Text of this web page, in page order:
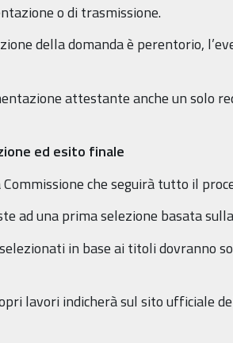
o di trasmissione.
della domanda è perentorio,
attestante anche un solo
ed esito finale
che seguirà tutto il
ad una prima selezione basata
in base ai titoli dovranno
lavori indicherà sul sito ufficiale